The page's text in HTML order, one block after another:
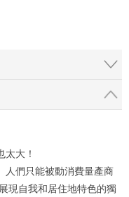
大！
人們只能被動消費量產商
現自我和居住地特色的獨